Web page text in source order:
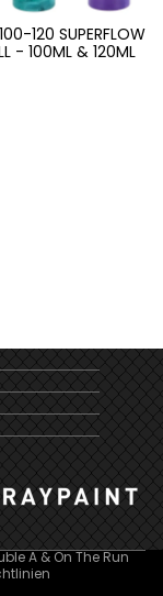
120 SUPERFLOW
- 100ML & 120ML
A & On The Run